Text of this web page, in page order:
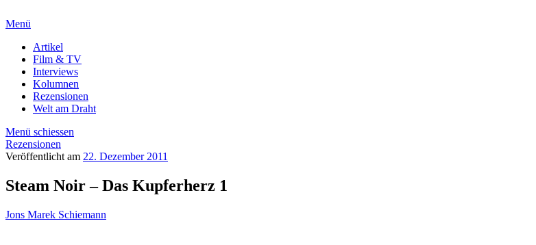
Menü
Artikel
Film & TV
Interviews
Kolumnen
Rezensionen
Welt am Draht
Menü schiessen
Rezensionen
Veröffentlicht am 22. Dezember 2011
Steam Noir – Das Kupferherz 1
Jons Marek Schiemann